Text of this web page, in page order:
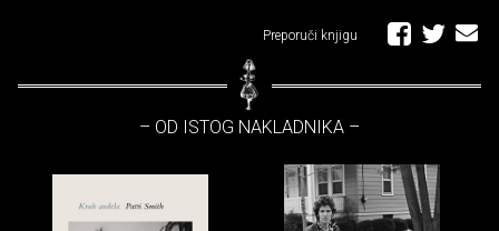
Preporuči knjigu
– OD ISTOG NAKLADNIKA –